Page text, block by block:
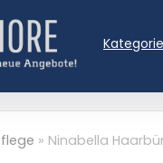
» Ninabella